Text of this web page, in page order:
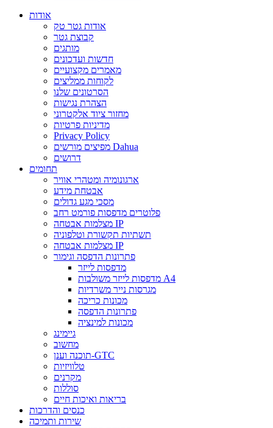
אודות
אודות גטר טק
קבוצת גטר
מותגים
חדשות ועדכונים
מאמרים מקצועיים
לקוחות ממליצים
הסרטונים שלנו
הצהרת נגישות
מחזור ציוד אלקטרוני
מדיניות פרטיות
Privacy Policy
מפיצים מורשים Dahua
דרושים
תחומים
ארגונומיה ומטהרי אוויר
אבטחת מידע
מסכי מגע גדולים
פלוטרים מדפסות פורמט רחב
מצלמות אבטחה IP
תשתיות תקשורת וטלפוניה
מצלמות אבטחה IP
פתרונות הדפסה וגימור
מדפסות לייזר
מדפסות לייזר משולבות A4
מגרסות נייר משרדיות
מכונות כריכה
פתרונות הדפסה
מכונות למינציה
גיימינג
מחשוב
תוכנה וענן-GTC
טלוויזיות
מקרנים
סוללות
בריאות ואיכות חיים
כנסים והדרכות
שירות ותמיכה